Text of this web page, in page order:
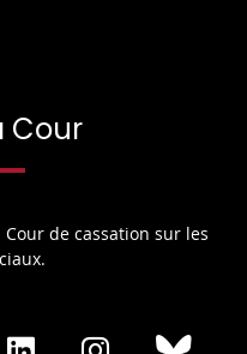
Cour
de cassation sur les